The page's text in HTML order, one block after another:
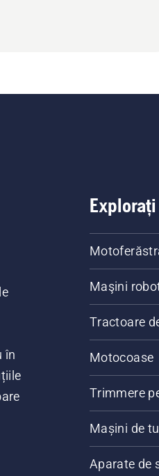
în
Maşini
Tractoare
Motocoase
Trimmere
Mașini de
Aparate de